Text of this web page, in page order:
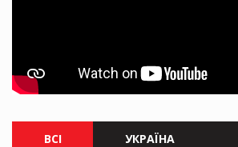
ВСІ УКРАЇНА